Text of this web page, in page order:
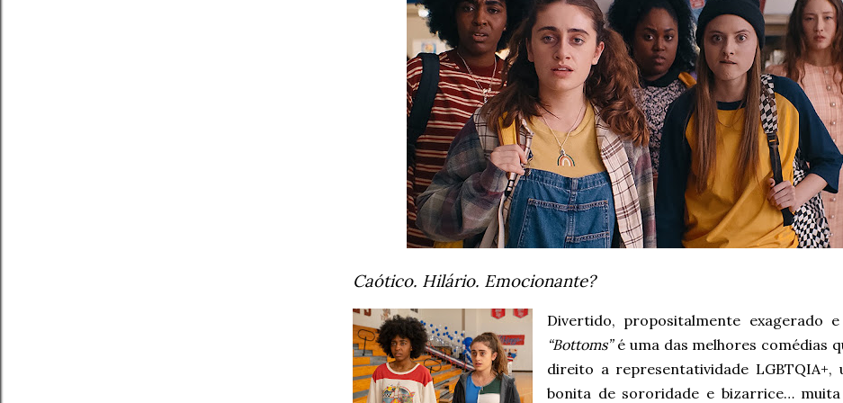
Caótico. Hilário. Emocionante?
Divertido, propositalmente exagerado
“Bottoms”é uma das melhores comédias
direito a representatividade LGBTQIA+,
bonita de sororidade e bizarrice…